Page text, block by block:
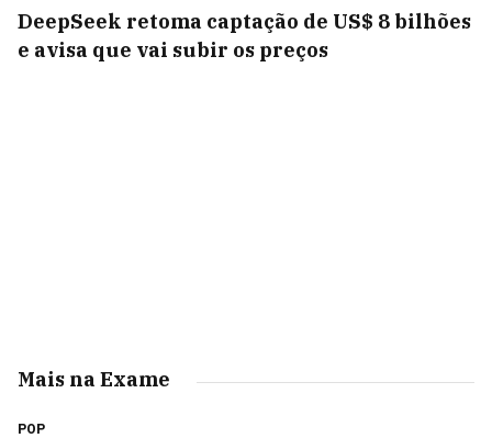
DeepSeek retoma captação de US$ 8 bilhões
e avisa que vai subir os preços
Mais na Exame
POP